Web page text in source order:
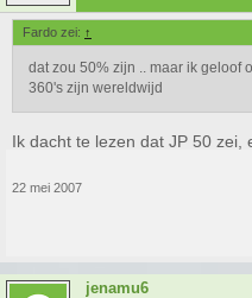
Fardo zei: ↑
dat zou 50% zijn .. maar ik geloof
360's zijn wereldwijd
Ik dacht te lezen dat JP 50 zei,
22 mei 2007
jenamu6